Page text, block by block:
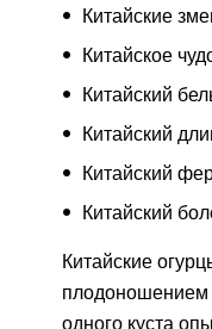
Китайские
Китайское
Китайский
Китайский
Китайский
Китайский
Китайские
плодоношением
одного куста